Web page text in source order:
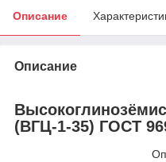
Описание
Описание
(ВГЦ-1-35) ГОСТ